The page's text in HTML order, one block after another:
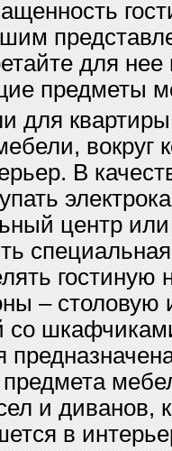
для
предметы
для
вокруг
В
центр
гостиную
– столовую
предмета
и диванов,
в